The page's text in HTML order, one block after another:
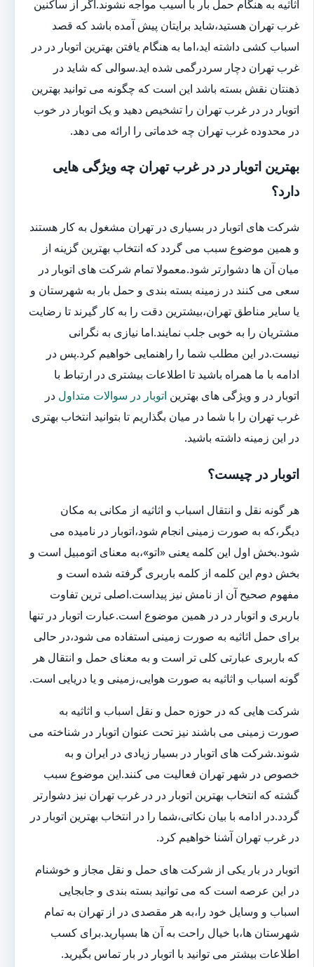
اثاثیه به هنگام حمل بار با آسیب مواجه نشوند.اگر از ساکنین
غرب تهران هستید،شاید برایتان پیش آمده باشد که قصد
اسباب کشی داشته اید،اما به هنگام یافتن بهترین اتوبار در در
غرب تهران دچار سردرگمی شده اید.سوالی که شاید در
ذهنتان نقش بسته باشد این است که چگونه می توانید بهترین
اتوبار در در غرب تهران را تشخیص دهید و یک اتوبار در خوب
در محدوده غرب تهران چه خدماتی را ارائه می دهد.
بهترین اتوبار در در غرب تهران چه ویژگی هایی
دارد؟
شرکت های اتوبار در بسیاری در تهران مشغول به کار هستند
و همین موضوع سبب می گردد که انتخاب بهترین گزینه از
میان آن ها دشوارتر شود.معمولا تمام شرکت های اتوبار در
سعی می کنند در زمینه بسته بندی و حمل بار به شهرستان و
یا سایر مناطق تهران،بیشترین دقت را به کار گیرند تا رضایت
مشتریان را به خوبی جلب نمایند.اما نیازی به نگرانی
نیست.در این مطلب شما را راهنمایی خواهیم کرد.پس در
ادامه با ما همراه باشید تا اطلاعات بیشتری در ارتباط با
اتوبار در و ویژگی های بهترین اتوبار در سوالات متداول در
غرب تهران را با شما در میان بگذاریم تا بتوانید انتخاب بهتری
در این زمینه داشته باشید.
اتوبار در چیست؟
هر گونه نقل و انتقال اسباب و اثاثیه از مکانی به مکان
دیگر،که به صورت زمینی انجام شود،اتوبار در نامیده می
شود.بخش اول این کلمه یعنی «اتو»،به معنای اتومبیل است و
بخش دوم این کلمه از کلمه باربری گرفته شده است و
مفهوم صحیح آن از نامش نیز پیداست.اصلی ترین تفاوت
باربری و اتوبار در در همین موضوع است.عبارت اتوبار در تنها
برای حمل اثاثیه به صورت زمینی استفاده می شود،در حالی
که باربری عبارتی کلی تر است و به معنای حمل و انتقال هر
گونه اسباب و اثاثیه به صورت هوایی،زمینی و یا دریایی است.
شرکت هایی که در حوزه حمل و نقل اسباب و اثاثیه به
صورت زمینی می باشند نیز تحت عنوان اتوبار در شناخته می
شوند.شرکت های اتوبار در بسیار زیادی در ایران و به
خصوص در شهر تهران فعالیت می کنند.این موضوع سبب
گشته که انتخاب بهترین اتوبار در در غرب تهران نیز دشوارتر
گردد.در ادامه با بیان نکاتی،شما را در انتخاب بهترین اتوبار در
در غرب تهران آشنا خواهیم کرد.
اتوبار در بار یکی از شرکت های حمل و نقل مجاز و خوشنام
در این عرصه است که می توانید بسته بندی و جابجایی
اسباب و وسایل خود را،به هر مقصدی در از تهران به تمام
شهرستان ها،با خیال راحت به آن ها بسپارید.برای کسب
اطلاعات بیشتر می توانید با اتوبار در بار تماس بگیرید.